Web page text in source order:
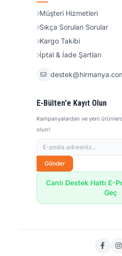
Müşteri Hizmetleri
Sıkça Sorulan Sorular
Kargo Takibi
İptal & İade Şartları
E-Bülten'e Kayıt Olun
Kampanyalardan ve yeni
olun!
Gönder
Canlı Destek Hattı E-
Geç